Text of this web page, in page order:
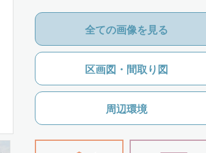
全ての画像を見る
区画図・間取り図
周辺環境